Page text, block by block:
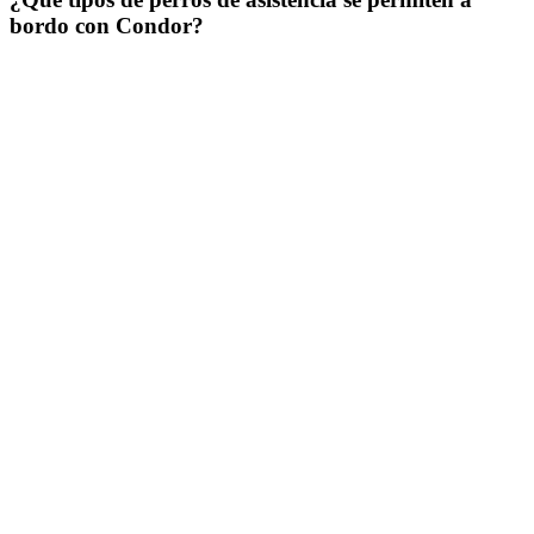
bordo con Condor?